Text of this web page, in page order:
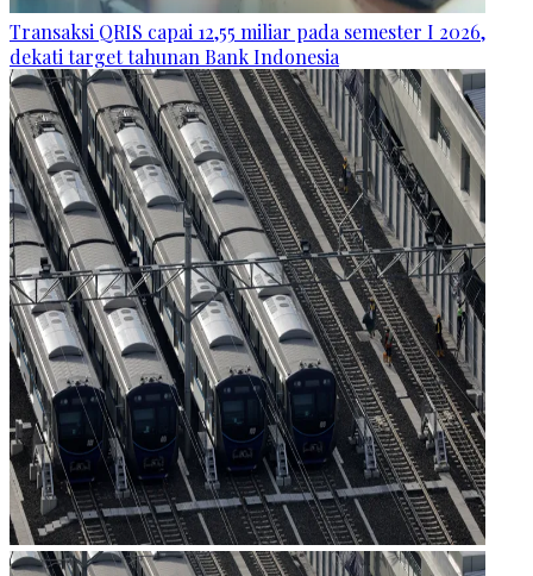
Transaksi QRIS capai 12,55 miliar pada semester I 2026,
dekati target tahunan Bank Indonesia